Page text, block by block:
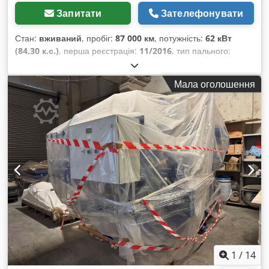
Запитати Зателефонувати
Стан: вживаний, пробіг: 87 000 км, потужність: 62 кВт
(84,30 к.с.), перша реєстрація: 11/2016, тип пального:
2 800 кг
передачі:механічний, клас викидів:Євро 5, кількість місць:
3, Рік виготовлення: , Обладнання: ABS, електронна
програма стабільності (ESP), фільтр сажі, центральний
замок,
Мала оголошення
1 / 14